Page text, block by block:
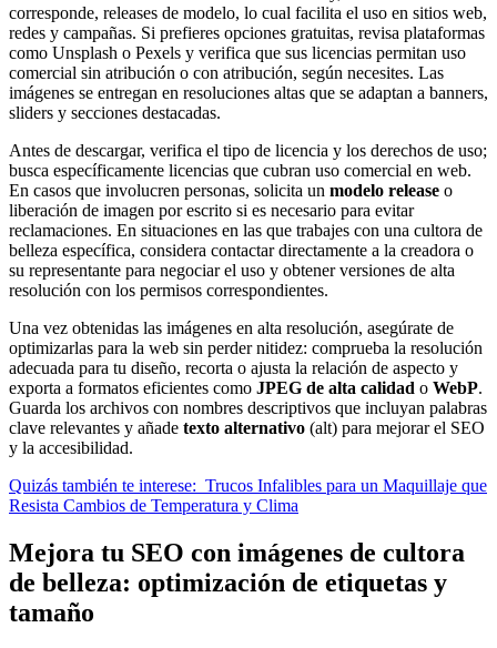
corresponde, releases de modelo, lo cual facilita el uso en sitios web,
redes y campañas. Si prefieres opciones gratuitas, revisa plataformas
como Unsplash o Pexels y verifica que sus licencias permitan uso
comercial sin atribución o con atribución, según necesites. Las
imágenes se entregan en resoluciones altas que se adaptan a banners,
sliders y secciones destacadas.
Antes de descargar, verifica el tipo de licencia y los derechos de uso;
busca específicamente licencias que cubran uso comercial en web.
En casos que involucren personas, solicita un modelo release o
liberación de imagen por escrito si es necesario para evitar
reclamaciones. En situaciones en las que trabajes con una cultora de
belleza específica, considera contactar directamente a la creadora o
su representante para negociar el uso y obtener versiones de alta
resolución con los permisos correspondientes.
Una vez obtenidas las imágenes en alta resolución, asegúrate de
optimizarlas para la web sin perder nitidez: comprueba la resolución
adecuada para tu diseño, recorta o ajusta la relación de aspecto y
exporta a formatos eficientes como JPEG de alta calidad o WebP.
Guarda los archivos con nombres descriptivos que incluyan palabras
clave relevantes y añade texto alternativo (alt) para mejorar el SEO
y la accesibilidad.
Quizás también te interese: Trucos Infalibles para un Maquillaje que
Resista Cambios de Temperatura y Clima
Mejora tu SEO con imágenes de cultora
de belleza: optimización de etiquetas y
tamaño